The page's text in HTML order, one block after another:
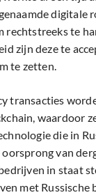
digitale
rechtstreeks te
zijn deze te
te zetten.
transacties
waardoor
die in
van
in staat
met Russische